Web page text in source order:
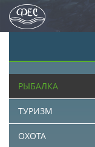
РЫБАЛКА
ТУРИЗМ
ОХОТА